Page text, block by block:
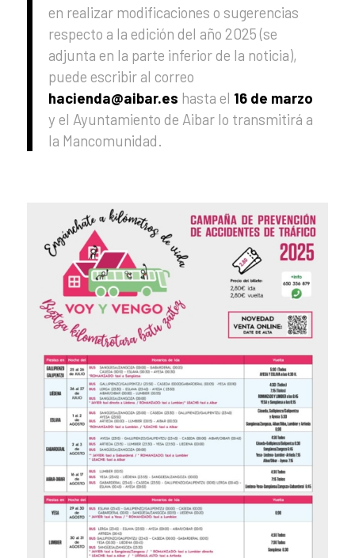
en realizar modificaciones o sugerencias
respecto a la edición del año 2025 (se
adjunta en la parte inferior de la noticia),
puede escribir al correo
hacienda@aibar.es hasta el 16 de marzo
y el Ayuntamiento de Aibar lo transmitirá a
la Mancomunidad.